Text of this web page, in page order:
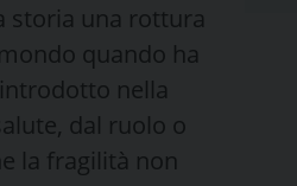
storia una rottura
quando ha
nella
dal ruolo o
la fragilità non